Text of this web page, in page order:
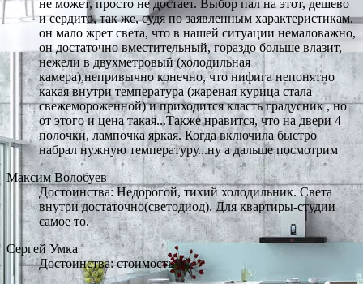
не может, просто не достает. Выбор пал на этот, дешево
и сердито, так же, судя по заявленным характеристикам,
он мало жрет света, что в нашей ситуации немаловажно,
он достаточно вместительный, гораздо больше влазит,
нежели в двухметровый (холодильная
камера),непривычно конечно, что нифига непонятно
какая внутри температура (жареная курица стала
свежемороженной) и приходится класть градусник , но
от этого и цена такая...Также нравится, что на двери 4
полочки, лампочка яркая. Когда включила быстро
набрал нужную температуру...ну а дальше посмотрим
Максим Волобуев
Достоинства: Недорогой, тихий холодильник. Света
внутри достаточно(светодиод). Для квартиры-студии
самое то.
Сергей Умка
Достоинства: стоимость